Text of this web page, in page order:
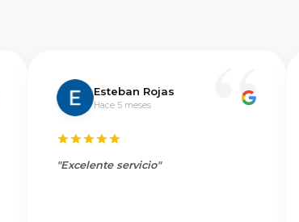
Esteban Rojas
Hace 5 meses
"Excelente servicio"